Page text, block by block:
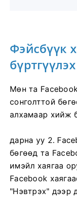
Фэйсбүүк
Мөн та
сонголттой
алхамаар хийж
дарна уу 2.
бөгөөд та
имэйл хаягаа
Facebook
"Нэвтрэх" дээр